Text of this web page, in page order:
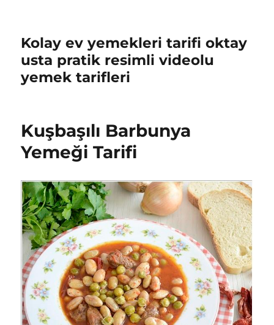
Kolay ev yemekleri tarifi oktay
usta pratik resimli videolu
yemek tarifleri
Kuşbaşılı Barbunya
Yemeği Tarifi